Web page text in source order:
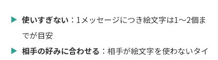
使いすぎない ：1メッセージにつき絵文字は1～2個ま
でが目安
相手の好みに合わせる ：相手が絵文字を使わないタイ